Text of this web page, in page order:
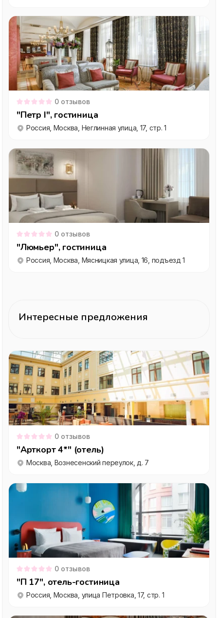
0 отзывов
"Петр I", гостиница
Россия, Москва, Неглинная улица, 17, стр. 1
0 отзывов
"Люмьер", гостиница
Россия, Москва, Мясницкая улица, 16, подъезд 1
Интересные предложения
0 отзывов
"Арткорт 4*" (отель)
Москва, Вознесенский переулок, д. 7
0 отзывов
"П 17", отель-гостиница
Россия, Москва, улица Петровка, 17, стр. 1